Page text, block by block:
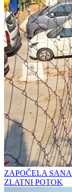
ZAPOČELA
ZLATNI POTOK